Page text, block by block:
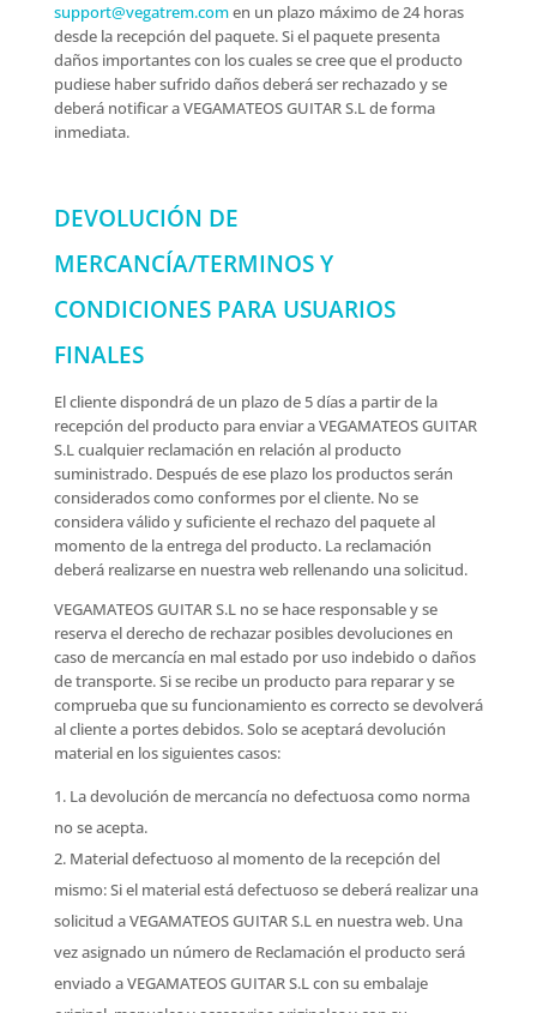
support@vegatrem.comen un plazo máximo de 24 horas
desde la recepción del paquete. Si el paquete presenta
daños importantes con los cuales se cree que el producto
pudiese haber sufrido daños deberá ser rechazado y se
deberá notificar a VEGAMATEOS GUITAR S.L de forma
inmediata.
DEVOLUCIÓN DE
MERCANCÍA/TERMINOS Y
CONDICIONES PARA USUARIOS
FINALES
El cliente dispondrá de un plazo de 5 días a partir de la
recepción del producto para enviar a VEGAMATEOS GUITAR
S.L cualquier reclamación en relación al producto
suministrado. Después de ese plazo los productos serán
considerados como conformes por el cliente. No se
considera válido y suficiente el rechazo del paquete al
momento de la entrega del producto. La reclamación
deberá realizarse en nuestra web rellenando una solicitud.
VEGAMATEOS GUITAR S.L no se hace responsable y se
reserva el derecho de rechazar posibles devoluciones en
caso de mercancía en mal estado por uso indebido o daños
de transporte. Si se recibe un producto para reparar y se
comprueba que su funcionamiento es correcto se devolverá
al cliente a portes debidos. Solo se aceptará devolución
material en los siguientes casos:
La devolución de mercancía no defectuosa como norma
no se acepta.
Material defectuoso al momento de la recepción del
mismo: Si el material está defectuoso se deberá realizar una
solicitud a VEGAMATEOS GUITAR S.L en nuestra web. Una
vez asignado un número de Reclamación el producto será
enviado a VEGAMATEOS GUITAR S.L con su embalaje